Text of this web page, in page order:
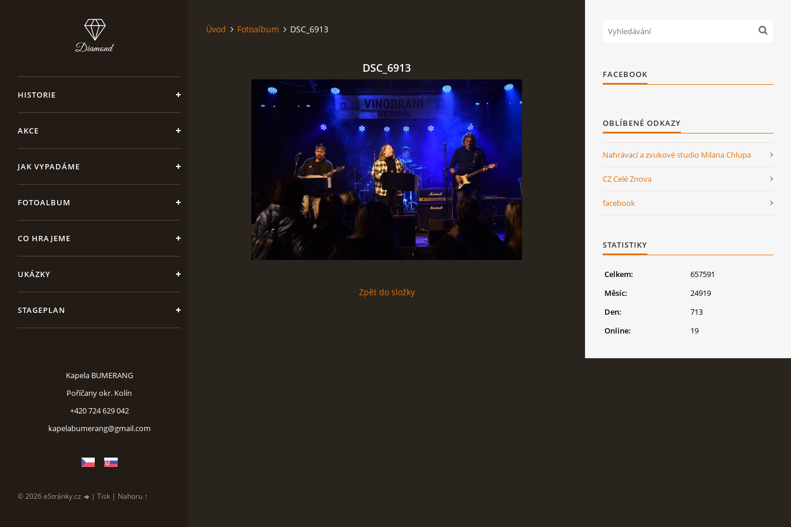
HISTORIE
AKCE
JAK VYPADÁME
FOTOALBUM
CO HRAJEME
UKÁZKY
STAGEPLAN
Kapela BUMERANG
Poříčany okr. Kolín
+420 724 629 042
kapelabumerang@gmail.com
© 2026 eStránky.cz | Tisk | Nahoru ↑
Úvod Fotoalbum DSC_6913
DSC_6913
Zpět do složky
FACEBOOK
OBLÍBENÉ ODKAZY
Nahrávací a zvukové studio Milana Chlupa
CZ Celé Znova
facebook
STATISTIKY
Online: 19
Celkem:
657591
Měsíc:
24919
Den:
713